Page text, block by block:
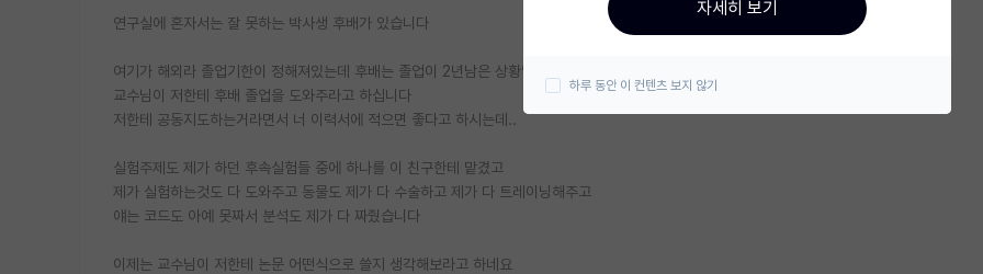
연구실에 혼자서는 잘 못하는 박사생 후배가 있습니다
여기가 해외라 졸업기한이 정해져있는데 후배는 졸업이 2년남은 상황입니다
교수님이 저한테 후배 졸업을 도와주라고 하십니다
저한테 공동지도하는거라면서 너 이력서에 적으면 좋다고 하시는데..
실험주제도 제가 하던 후속실험들 중에 하나를 이 친구한테 맡겼고
제가 실험하는것도 다 도와주고 동물도 제가 다 수술하고 제가 다 트레이닝해주고
얘는 코드도 아예 못짜서 분석도 제가 다 짜줬습니다
이제는 교수님이 저한테 논문 어떤식으로 쓸지 생각해보라고 하네요
자세히 보기
하루 동안 이 컨텐츠 보지 않기